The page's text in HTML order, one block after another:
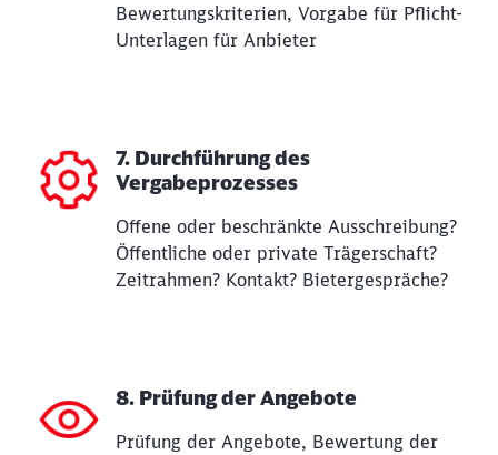
Bewertungskriterien, Vorgabe für Pflicht-
Unterlagen für Anbieter
7. Durchführung des
Vergabeprozesses
Offene oder beschränkte Ausschreibung?
Öffentliche oder private Trägerschaft?
Zeitrahmen? Kontakt? Bietergespräche?
8. Prüfung der Angebote
Prüfung der Angebote, Bewertung der